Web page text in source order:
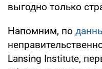
выгодно только
Напомним, по
Lansing Institute,